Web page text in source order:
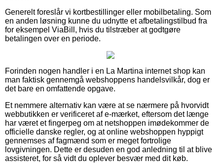
Generelt foreslår vi kortbestillinger eller mobilbetaling. Som
en anden løsning kunne du udnytte et afbetalingstilbud fra
for eksempel ViaBill, hvis du tilstræber at godtgøre
betalingen over en periode.
Forinden nogen handler i en La Martina internet shop kan
man faktisk gennemgå webshoppens handelsvilkår, dog er
det bare en omfattende opgave.
Et nemmere alternativ kan være at se nærmere på hvorvidt
webbutikken er verificeret af e-mærket, eftersom det længe
har været et fingerpeg om at netshoppen imødekommer de
officielle danske regler, og at online webshoppen hyppigt
gennemses af fagmænd som er meget fortrolige
lovgivningen. Dette er desuden en god anledning til at blive
assisteret, for så vidt du oplever besvær med dit køb.